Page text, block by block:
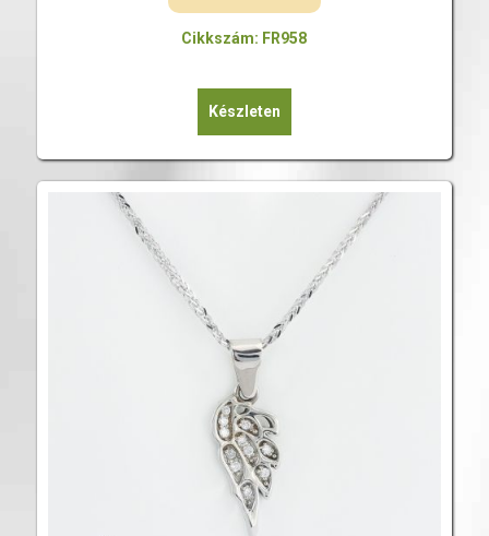
Cikkszám: FR958
Készleten